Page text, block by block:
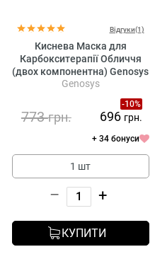
Відгуки(1)
Киснева Маска для
Карбокситерапії Обличчя
(двох компонентна) Genosys
CO2 Face Mask Kit Genosys
Genosys
-10%
773грн. 696 грн.
+ 34 бонуси
1 шт
– +
КУПИТИ